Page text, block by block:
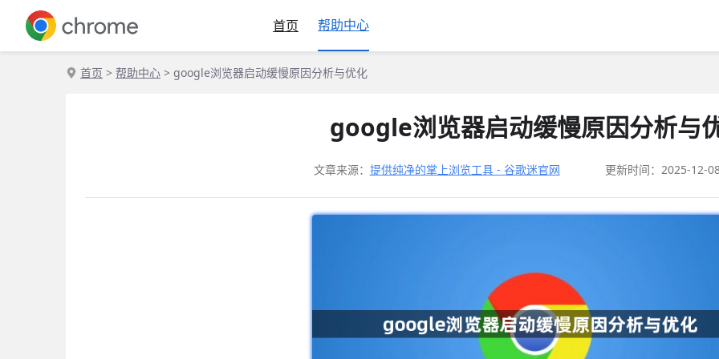
首页 帮助中心
首页 > 帮助中心 > google浏览器启动缓慢原因分析与优化
google浏览器启动缓慢原因分析与
文章来源： 提供纯净的掌上浏览工具 - 谷歌迷官网 更新时间：2025-12-